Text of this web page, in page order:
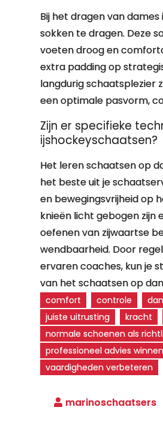
Bij het dragen van
sokken te dragen. Deze
voeten droog en
extra padding op
langdurig schaatsplezier
een optimale pasvorm,
Zijn er specifieke
ijshockeyschaatsen?
Het leren schaatsen op
het beste uit je
en bewegingsvrijheid op
knieën licht gebogen zijn
oefenen van zijwaartse
wendbaarheid. Door
ervaren coaches, kun je
van het schaatsen op
comfort controle
juiste uitrusting
kracht
normale schoenen als
professioneel advies winnen
vaardigheden verbeteren